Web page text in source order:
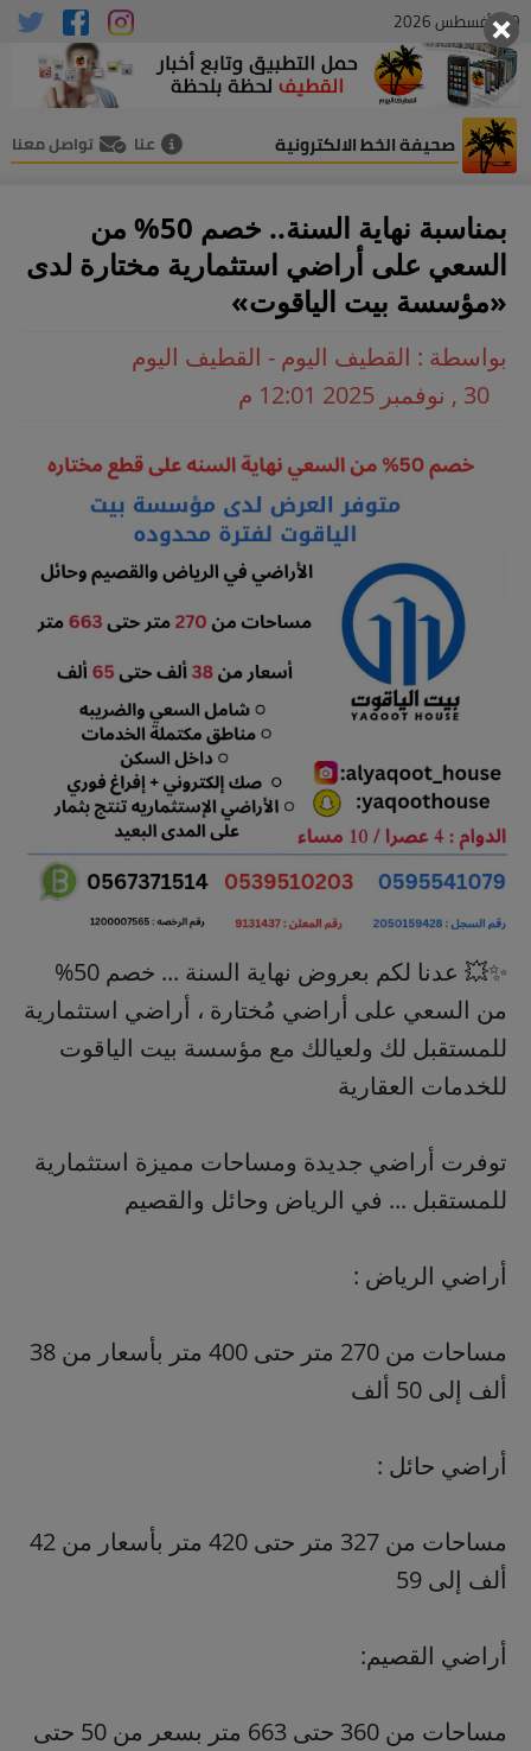
09 , أغسطس 2026
صحيفة الخط الالكترونية عنا تواصل معنا
بمناسبة نهاية السنة.. خصم 50% من
السعي على أراضي استثمارية مختارة لدى
«مؤسسة بيت الياقوت»
بواسطة : القطيف اليوم - القطيف اليوم
30 , نوفمبر 2025 12:01 م
✨💥 عدنا لكم بعروض نهاية السنة ... خصم 50%
من السعي على أراضي مُختارة ، أراضي استثمارية
للمستقبل لك ولعيالك مع مؤسسة بيت الياقوت
للخدمات العقارية
توفرت أراضي جديدة ومساحات مميزة استثمارية
للمستقبل ... في الرياض وحائل والقصيم
أراضي الرياض :
مساحات من 270 متر حتى 400 متر بأسعار من 38
ألف إلى 50 ألف
أراضي حائل :
مساحات من 327 متر حتى 420 متر بأسعار من 42
ألف إلى 59
أراضي القصيم:
مساحات من 360 حتى 663 متر بسعر من 50 حتى